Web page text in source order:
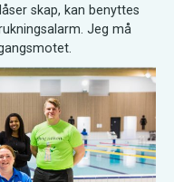
skap, kan benyttes
Jeg må